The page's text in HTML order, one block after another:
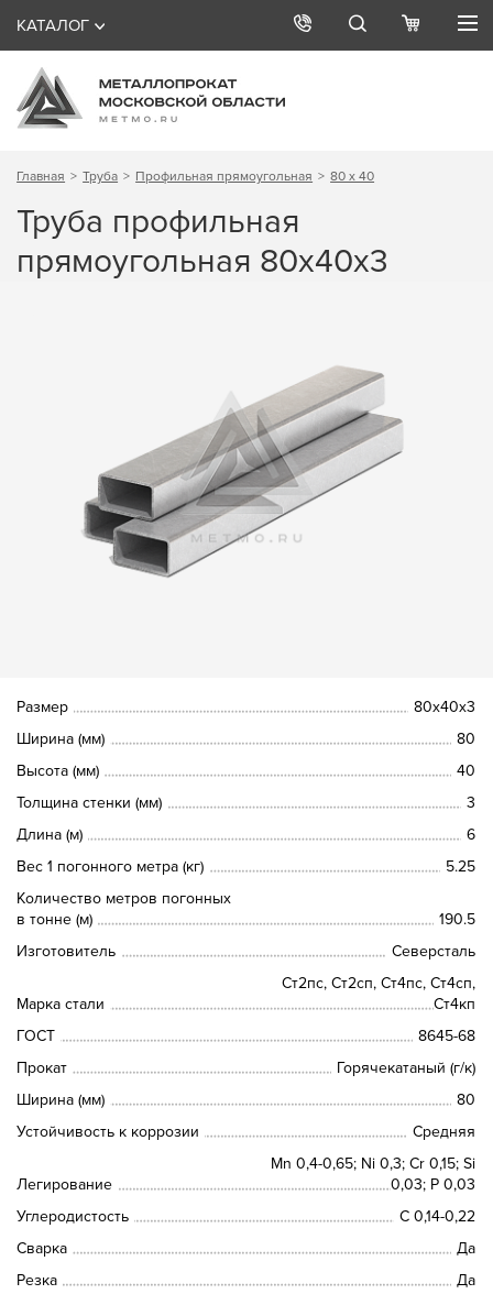
КАТАЛОГ
Главная Труба Профильная прямоугольная 80 х 40
Труба профильная
прямоугольная 80х40х3
Размер
80х40х3
Ширина (мм)
80
Высота (мм)
40
Толщина стенки (мм)
3
Длина (м)
6
Вес 1 погонного метра (кг)
5.25
Количество метров погонных
в тонне (м)
190.5
Изготовитель
Северсталь
Марка стали
Ст2пс, Ст2сп, Ст4пс, Ст4сп,
Ст4кп
ГОСТ
8645-68
Прокат
Горячекатаный (г/к)
Ширина (мм)
80
Устойчивость к коррозии
Средняя
Легирование
Mn 0,4-0,65; Ni 0,3; Cr 0,15; Si
0,03; P 0,03
Углеродистость
С 0,14-0,22
Сварка
Да
Резка
Да